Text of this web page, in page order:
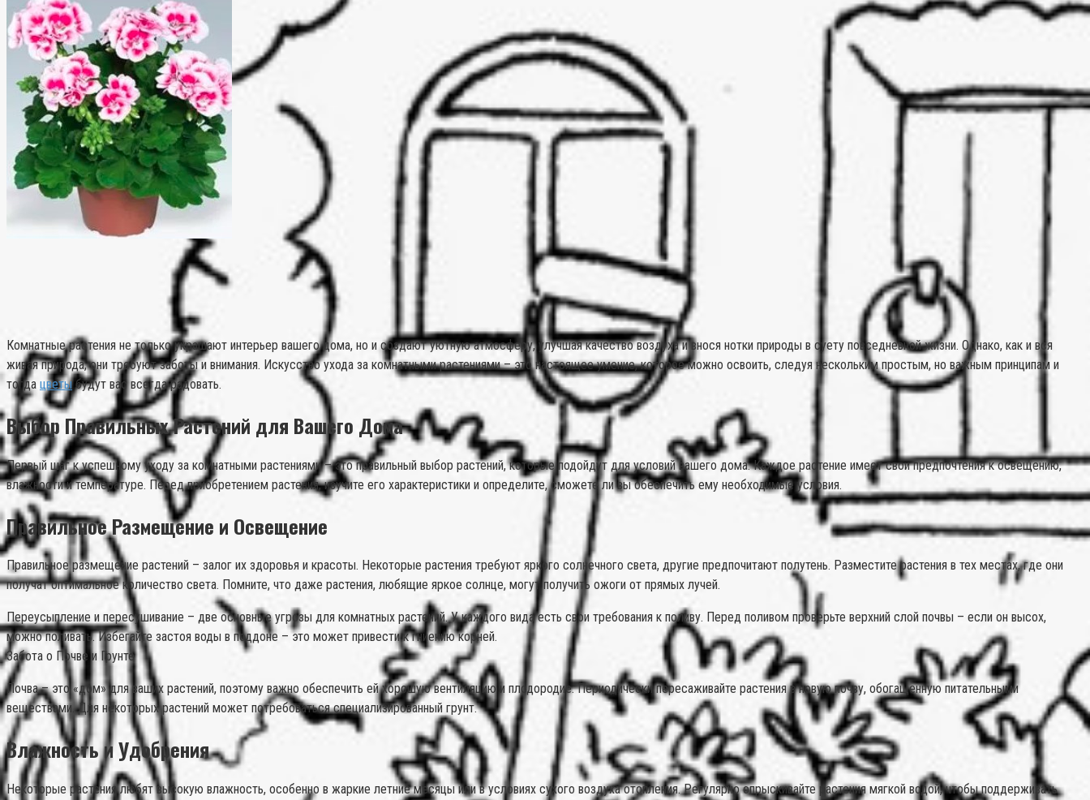
Комнатные растения не только украшают интерьер вашего дома, но и создают уютную атмосферу, улучшая качество воздуха и внося нотки природы в суету повседневной жизни. Однако, как и вся
живая природа, они требуют заботы и внимания. Искусство ухода за комнатными растениями – это настоящее умение, которое можно освоить, следуя нескольким простым, но важным принципам и
тогда цветыбудут вас всегда радовать.
Выбор Правильных Растений для Вашего Дома
Первый шаг к успешному уходу за комнатными растениями – это правильный выбор растений, которые подойдут для условий вашего дома. Каждое растение имеет свои предпочтения к освещению,
влажности и температуре. Перед приобретением растения, изучите его характеристики и определите, сможете ли вы обеспечить ему необходимые условия.
Правильное Размещение и Освещение
Правильное размещение растений – залог их здоровья и красоты. Некоторые растения требуют яркого солнечного света, другие предпочитают полутень. Разместите растения в тех местах, где они
получат оптимальное количество света. Помните, что даже растения, любящие яркое солнце, могут получить ожоги от прямых лучей.
Переусыпление и пересушивание – две основные угрозы для комнатных растений. У каждого вида есть свои требования к поливу. Перед поливом проверьте верхний слой почвы – если он высох,
можно поливать. Избегайте застоя воды в поддоне – это может привести к гниению корней.
Забота о Почве и Грунте
Почва – это «дом» для ваших растений, поэтому важно обеспечить ей хорошую вентиляцию и плодородие. Периодически пересаживайте растения в новую почву, обогащенную питательными
веществами. Для некоторых растений может потребоваться специализированный грунт.
Влажность и Удобрения
Некоторые растения любят высокую влажность, особенно в жаркие летние месяцы или в условиях сухого воздуха отопления. Регулярно опрыскивайте растения мягкой водой, чтобы поддерживать